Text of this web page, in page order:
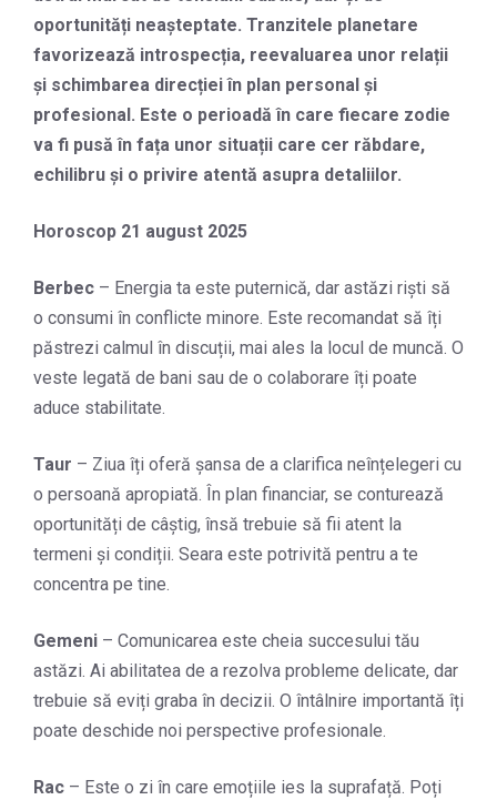
oportunități neașteptate. Tranzitele planetare
favorizează introspecția, reevaluarea unor relații
și schimbarea direcției în plan personal și
profesional. Este o perioadă în care fiecare zodie
va fi pusă în fața unor situații care cer răbdare,
echilibru și o privire atentă asupra detaliilor.
Horoscop 21 august 2025
Berbec – Energia ta este puternică, dar astăzi riști să
o consumi în conflicte minore. Este recomandat să îți
păstrezi calmul în discuții, mai ales la locul de muncă. O
veste legată de bani sau de o colaborare îți poate
aduce stabilitate.
Taur – Ziua îți oferă șansa de a clarifica neînțelegeri cu
o persoană apropiată. În plan financiar, se conturează
oportunități de câștig, însă trebuie să fii atent la
termeni și condiții. Seara este potrivită pentru a te
concentra pe tine.
Gemeni – Comunicarea este cheia succesului tău
astăzi. Ai abilitatea de a rezolva probleme delicate, dar
trebuie să eviți graba în decizii. O întâlnire importantă îți
poate deschide noi perspective profesionale.
Rac – Este o zi în care emoțiile ies la suprafață. Poți